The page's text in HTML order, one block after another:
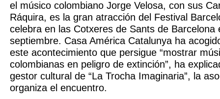
el músico colombiano Jorge Velosa, con sus
Ráquira, es la gran atracción del Festival
celebra en las Cotxeres de Sants de Barcelona
septiembre. Casa América Catalunya ha
este acontecimiento que persigue “mostrar
colombianas en peligro de extinción”, ha
gestor cultural de “La Trocha Imaginaria”, la
organiza el encuentro.